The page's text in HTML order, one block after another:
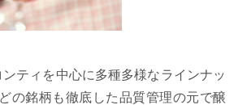
ティを中心に多種多様なラインナッ
の銘柄も徹底した品質管理の元で醸